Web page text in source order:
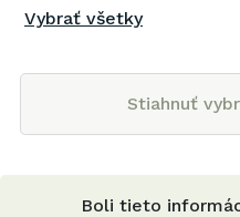
Vybrať všetky
Stiahnuť
Boli tieto